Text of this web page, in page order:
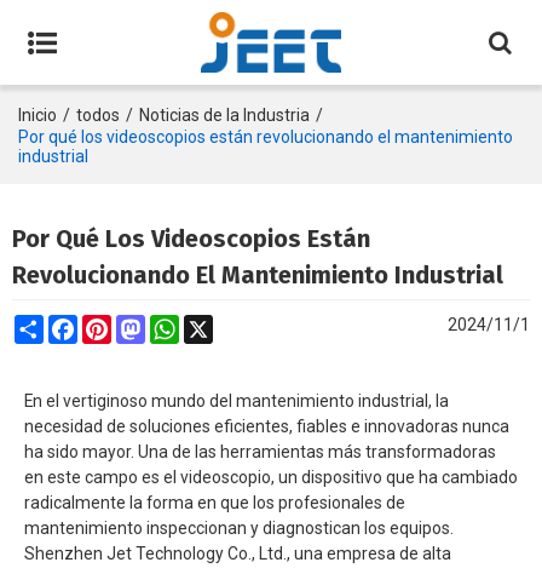
Inicio / todos / Noticias de la Industria /
Por qué los videoscopios están revolucionando el mantenimiento
industrial
Por Qué Los Videoscopios Están
Revolucionando El Mantenimiento Industrial
ShareFacebookPinterestMastodonWhatsApp 2024/11/1
En el vertiginoso mundo del mantenimiento industrial, la
necesidad de soluciones eficientes, fiables e innovadoras nunca
ha sido mayor. Una de las herramientas más transformadoras
en este campo es el videoscopio, un dispositivo que ha cambiado
radicalmente la forma en que los profesionales de
mantenimiento inspeccionan y diagnostican los equipos.
Shenzhen Jet Technology Co., Ltd., una empresa de alta